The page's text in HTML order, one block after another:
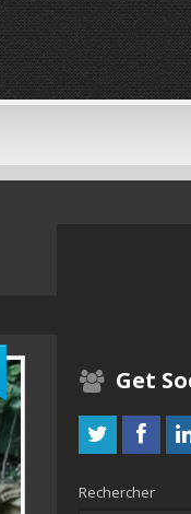
Get
Rechercher